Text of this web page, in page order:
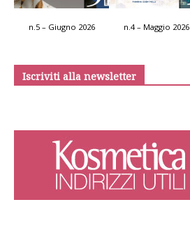
n.5 – Giugno 2026 n.4 – Maggio 2026
Iscriviti alla newsletter